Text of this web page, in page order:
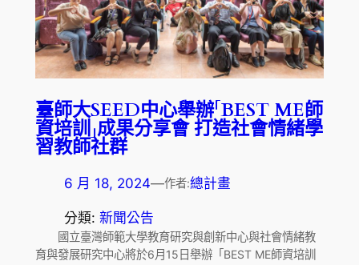
臺師大SEED中心舉辦「BEST ME師
資培訓」成果分享會 打造社會情緒學
習教師社群
6 月 18, 2024—作者:總計畫
分類: 新聞公告
國立臺灣師範大學教育研究與創新中心與社會情緒教
育與發展研究中心將於6月15日舉辦「BEST ME師資培訓